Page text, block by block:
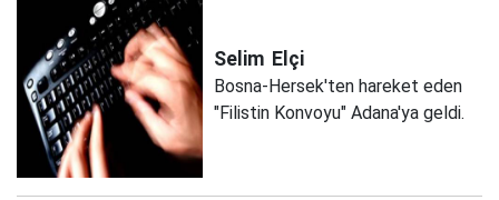
Selim Elçi
Bosna-Hersek'ten hareket eden
"Filistin Konvoyu" Adana'ya geldi.